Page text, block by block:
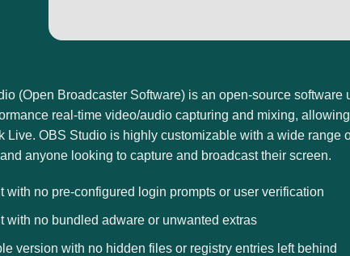
(Open Broadcaster Software) is an open-source
real-time video/audio capturing and mixing,
Live. OBS Studio is highly customizable with a wide range
anyone looking to capture and broadcast their screen.
with no pre-configured login prompts or user verification
with no bundled adware or unwanted extras
version with no hidden files or registry entries left behind